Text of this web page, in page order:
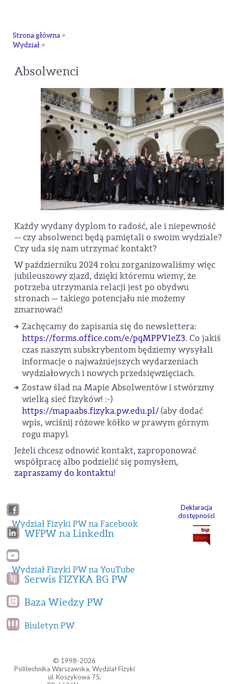
Strona główna »
Wydział »
Absolwenci
Każdy wydany dyplom to radość, ale i niepewność
— czy absolwenci będą pamiętali o swoim wydziale?
Czy uda się nam utrzymać kontakt?
W październiku 2024 roku zorganizowaliśmy więc
jubileuszowy zjazd, dzięki któremu wiemy, że
potrzeba utrzymania relacji jest po obydwu
stronach — takiego potencjału nie możemy
zmarnować!
Zachęcamy do zapisania się do newslettera:
https://forms.office.com/e/pqMPPV1eZ3. Co jakiś
czas naszym subskrybentom będziemy wysyłali
informacje o najważniejszych wydarzeniach
wydziałowych i nowych przedsięwzięciach.
Zostaw ślad na Mapie Absolwentów i stwórzmy
wielką sieć fizyków! :-)
https://mapaabs.fizyka.pw.edu.pl/(aby dodać
wpis, wciśnij różowe kółko w prawym górnym
rogu mapy).
Jeżeli chcesz odnowić kontakt, zaproponować
współpracę albo podzielić się pomysłem,
zapraszamy do kontaktu!
Wydział Fizyki PW na Facebook
WFPW na LinkedIn
Wydział Fizyki PW na YouTube
Serwis FIZYKA BG PW
Baza Wiedzy PW
Biuletyn PW
© 1998-2026
Politechnika Warszawska, Wydział Fizyki
ul. Koszykowa 75,
Deklaracja
dostępności